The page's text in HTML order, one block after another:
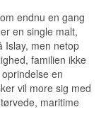
· Intens
noter af læder og
og en blød
endnu en gang
en single malt,
Islay, men netop
familien ikke
en
vil more sig med
maritime